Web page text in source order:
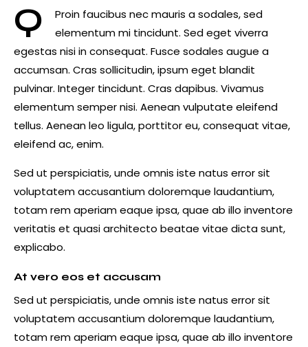
Q
Proin faucibus nec mauris a sodales, sed
elementum mi tincidunt. Sed eget viverra
egestas nisi in consequat. Fusce sodales augue a
accumsan. Cras sollicitudin, ipsum eget blandit
pulvinar. Integer tincidunt. Cras dapibus. Vivamus
elementum semper nisi. Aenean vulputate eleifend
tellus. Aenean leo ligula, porttitor eu, consequat vitae,
eleifend ac, enim.
Sed ut perspiciatis, unde omnis iste natus error sit
voluptatem accusantium doloremque laudantium,
totam rem aperiam eaque ipsa, quae ab illo inventore
veritatis et quasi architecto beatae vitae dicta sunt,
explicabo.
At vero eos et accusam
Sed ut perspiciatis, unde omnis iste natus error sit
voluptatem accusantium doloremque laudantium,
totam rem aperiam eaque ipsa, quae ab illo inventore